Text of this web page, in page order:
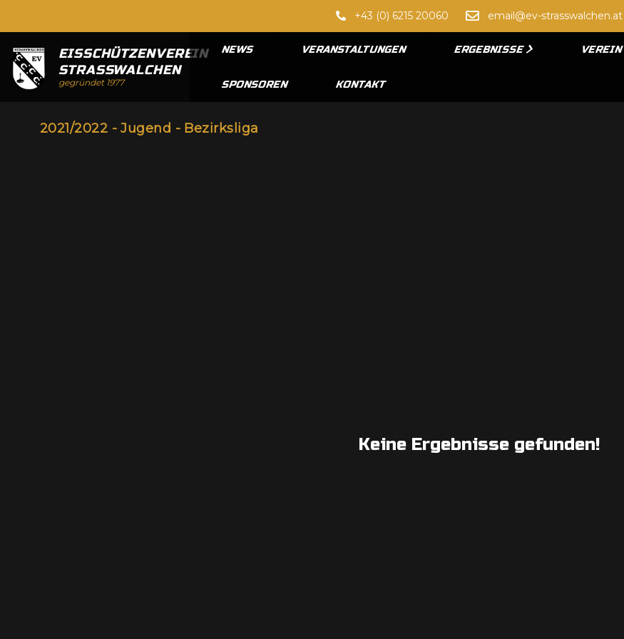
+43 (0) 6215 20060 email@ev-strasswalchen.at
EISSCHÜTZENVEREIN
STRASSWALCHEN
gegründet 1977
NEWS VERANSTALTUNGEN ERGEBNISSE VEREIN
SPONSOREN KONTAKT
2021/2022 - Jugend - Bezirksliga
Keine Ergebnisse gefunden!